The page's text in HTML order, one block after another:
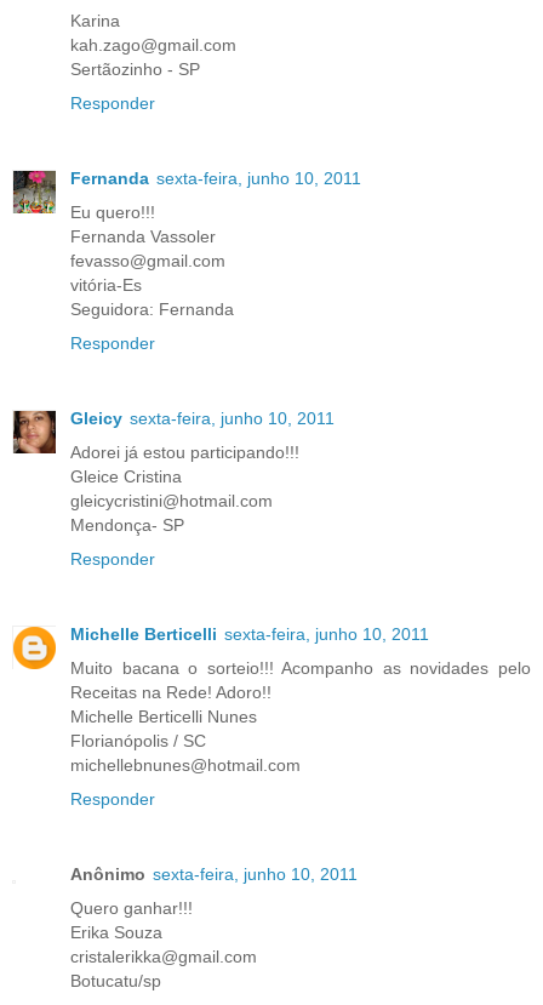
Karina
kah.zago@gmail.com
Sertãozinho - SP
Responder
Fernanda sexta-feira, junho 10, 2011
Eu quero!!!
Fernanda Vassoler
fevasso@gmail.com
vitória-Es
Seguidora: Fernanda
Responder
Gleicy sexta-feira, junho 10, 2011
Adorei já estou participando!!!
Gleice Cristina
gleicycristini@hotmail.com
Mendonça- SP
Responder
Michelle Berticelli sexta-feira, junho 10, 2011
Muito bacana o sorteio!!! Acompanho as novidades pelo
Receitas na Rede! Adoro!!
Michelle Berticelli Nunes
Florianópolis / SC
michellebnunes@hotmail.com
Responder
Anônimo sexta-feira, junho 10, 2011
Quero ganhar!!!
Erika Souza
cristalerikka@gmail.com
Botucatu/sp